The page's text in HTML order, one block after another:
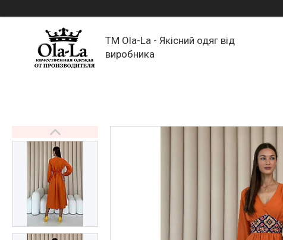
TM Ola-La - Якісний одяг від
виробника